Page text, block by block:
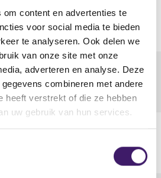
om content en advertenties te
voor social media te bieden
te analyseren. Ook delen we
van onze site met onze
adverteren en analyse. Deze
combineren met andere
heeft verstrekt of die ze hebben
uw gebruik van hun services.
02 feb 2024
Kroatië
A2 - C5
02 feb 2024
Kroatië